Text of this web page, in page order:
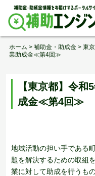
Skip
content
ホーム > 補助金・助成金 > 東
業助成金≪第4回≫
【東京都】令
成金≪第4回≫
地域活動の担い手である
題を解決するための取組
業に対して助成を行うもの